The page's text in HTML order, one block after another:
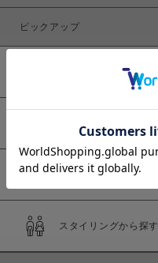
ピックアップ
予約商品
スタイリングから探す